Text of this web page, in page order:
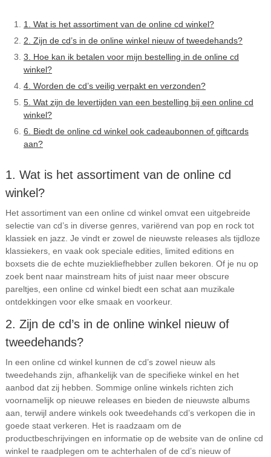
1. Wat is het assortiment van de online cd winkel?
2. Zijn de cd’s in de online winkel nieuw of tweedehands?
3. Hoe kan ik betalen voor mijn bestelling in de online cd
winkel?
4. Worden de cd’s veilig verpakt en verzonden?
5. Wat zijn de levertijden van een bestelling bij een online cd
winkel?
6. Biedt de online cd winkel ook cadeaubonnen of giftcards
aan?
1. Wat is het assortiment van de online cd
winkel?
Het assortiment van een online cd winkel omvat een uitgebreide
selectie van cd’s in diverse genres, variërend van pop en rock tot
klassiek en jazz. Je vindt er zowel de nieuwste releases als tijdloze
klassiekers, en vaak ook speciale edities, limited editions en
boxsets die de echte muziekliefhebber zullen bekoren. Of je nu op
zoek bent naar mainstream hits of juist naar meer obscure
pareltjes, een online cd winkel biedt een schat aan muzikale
ontdekkingen voor elke smaak en voorkeur.
2. Zijn de cd’s in de online winkel nieuw of
tweedehands?
In een online cd winkel kunnen de cd’s zowel nieuw als
tweedehands zijn, afhankelijk van de specifieke winkel en het
aanbod dat zij hebben. Sommige online winkels richten zich
voornamelijk op nieuwe releases en bieden de nieuwste albums
aan, terwijl andere winkels ook tweedehands cd’s verkopen die in
goede staat verkeren. Het is raadzaam om de
productbeschrijvingen en informatie op de website van de online cd
winkel te raadplegen om te achterhalen of de cd’s nieuw of